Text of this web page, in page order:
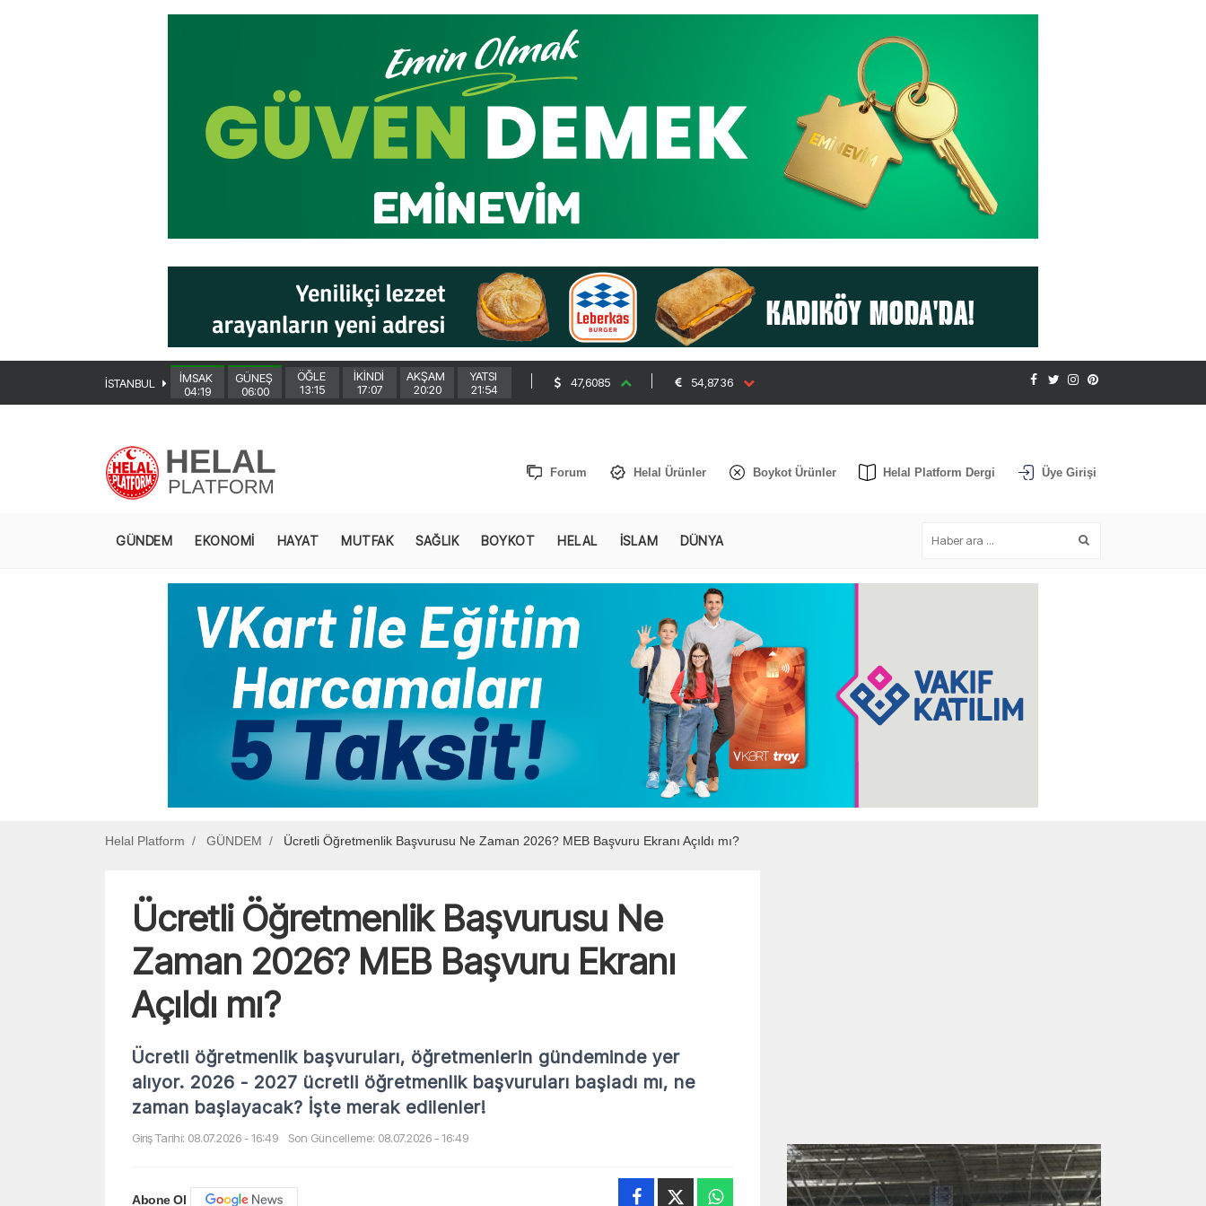
İSTANBUL
İMSAK
04:19
GÜNEŞ
06:00
ÖĞLE
13:15
İKİNDİ
17:07
AKŞAM
20:20
YATSI
21:54
47,6085 54,8736
Forum Helal Ürünler Boykot Ürünler Helal Platform Dergi Üye Girişi
GÜNDEM EKONOMİ HAYAT MUTFAK SAĞLIK BOYKOT HELAL İSLAM DÜNYA
Helal Platform GÜNDEM Ücretli Öğretmenlik Başvurusu Ne Zaman 2026? MEB Başvuru Ekranı Açıldı mı?
Ücretli Öğretmenlik Başvurusu Ne
Zaman 2026? MEB Başvuru Ekranı
Açıldı mı?
Ücretli öğretmenlik başvuruları, öğretmenlerin gündeminde yer
alıyor. 2026 - 2027 ücretli öğretmenlik başvuruları başladı mı, ne
zaman başlayacak? İşte merak edilenler!
Giriş Tarihi: 08.07.2026 - 16:49 Son Güncelleme: 08.07.2026 - 16:49
Abone Ol